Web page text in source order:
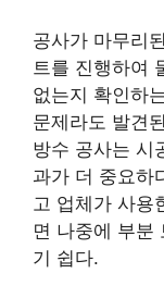
공사가 마무리
트를 진행하여
없는지 확인하
문제라도 발견
방수 공사는 시
과가 더 중요하
고 업체가 사용
면 나중에 부분
기 쉽다.